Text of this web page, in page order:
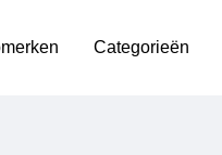
Categorieën